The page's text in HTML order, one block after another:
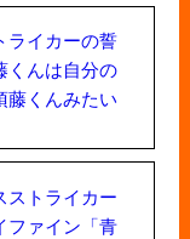
ライカーの誓
くんは自分の
藤くんみたい
ストライカー
ファイン「青